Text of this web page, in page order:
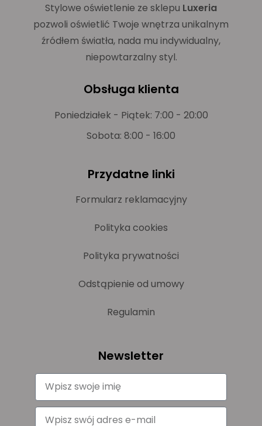
Stylowe oświetlenie ze sklepu Luxeria
pozwoli oświetlić Twoje wnętrza unikalnym
źródłem światła, nada mu indywidualny,
niepowtarzalny styl.
Obsługa klienta
Poniedziałek - Piątek: 7:00 - 20:00
Sobota: 8:00 - 16:00
Przydatne linki
Formularz reklamacyjny
Polityka cookies
Polityka prywatności
Odstąpienie od umowy
Regulamin
Newsletter